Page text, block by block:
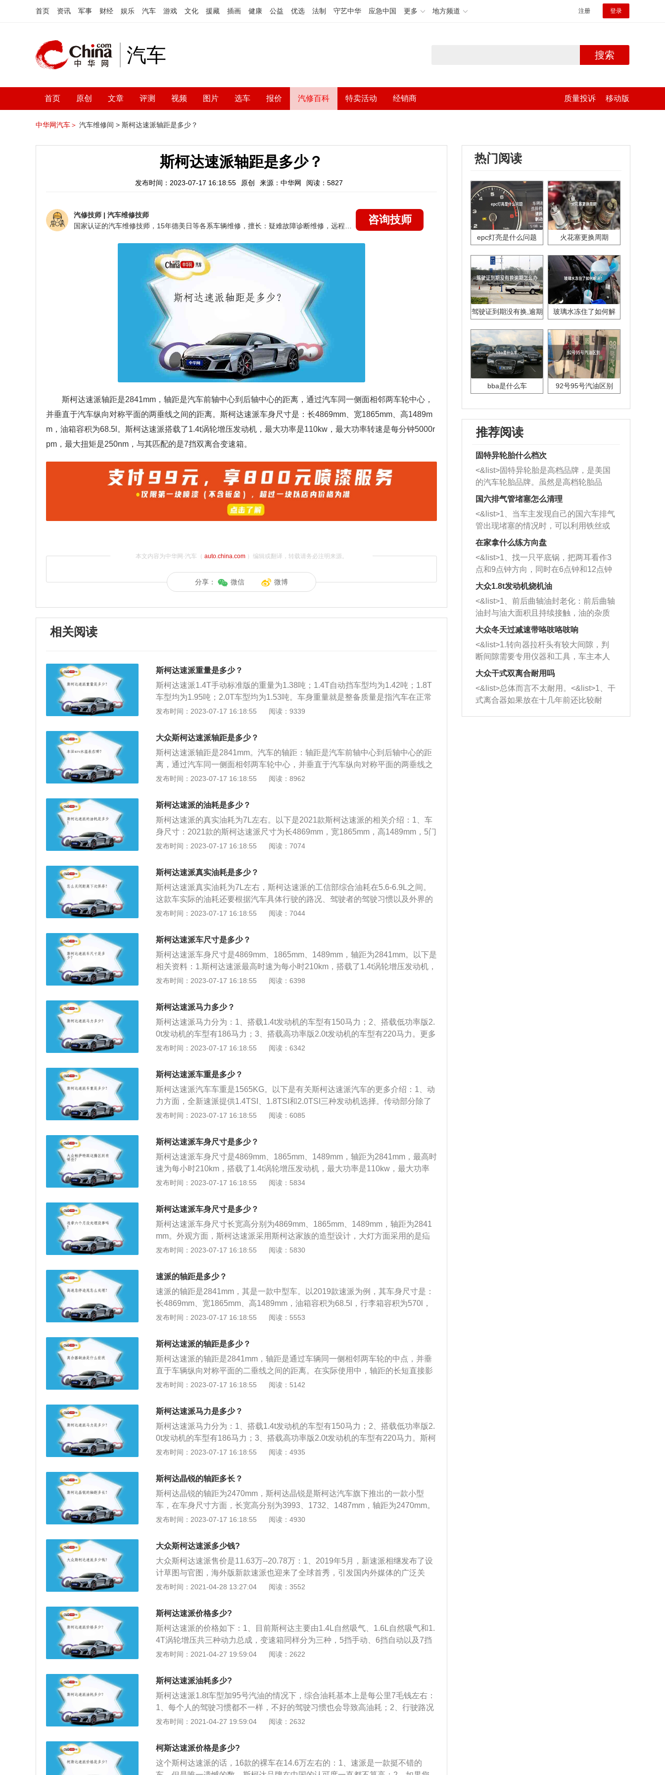
首页 资讯 军事 财经 娱乐 汽车 游戏 文化 援藏 插画 健康 公益 优选 法制 守艺中华 应急中国 更多 地方频道 注册 登录
汽车 搜索
首页 原创 文章 评测 视频 图片 选车 报价 汽修百科 特卖活动 经销商 质量投诉 移动版
中华网汽车＞ 汽车维修间 > 斯柯达速派轴距是多少？
斯柯达速派轴距是多少？
发布时间：2023-07-17 16:18:55 原创 来源：中华网 阅读：5827
汽修技师 | 汽车维修技师
咨询技师
斯柯达速派轴距是2841mm，轴距是汽车前轴中心到后轴中心的距离，通过汽车同一侧面相邻两车轮中心，
并垂直于汽车纵向对称平面的两垂线之间的距离。斯柯达速派车身尺寸是：长4869mm、宽1865mm、高1489m
m，油箱容积为68.5l。斯柯达速派搭载了1.4t涡轮增压发动机，最大功率是110kw，最大功率转速是每分钟5000r
pm，最大扭矩是250nm，与其匹配的是7挡双离合变速箱。
本文内容为中华网·汽车（ auto.china.com）编辑或翻译，转载请务必注明来源。
分享： 微信 微博
相关阅读
斯柯达速派重量是多少？
斯柯达速派1.4T手动标准版的重量为1.38吨；1.4T自动挡车型均为1.42吨；1.8T
车型均为1.95吨；2.0T车型均为1.53吨。车身重量就是整备质量是指汽车在正常
条件准备行驶时的重量加随车附件加驾驶员体重68公斤以及行李7公斤的重量。
分别为4869mm、1865mm、1489mm，轴距为2841mm。
发布时间：2023-07-17 16:18:55 阅读：9339
大众斯柯达速派轴距是多少？
斯柯达速派轴距是2841mm。汽车的轴距：轴距是汽车前轴中心到后轴中心的距
离，通过汽车同一侧面相邻两车轮中心，并垂直于汽车纵向对称平面的两垂线之
间的距离。斯柯达速派车身基本尺寸：长4869mm、宽1865mm、高1489mm，
速是每分钟5000rpm，最大扭矩是250nm，与其匹配的是7挡双离合变速箱。
发布时间：2023-07-17 16:18:55 阅读：8962
斯柯达速派的油耗是多少？
斯柯达速派的真实油耗为7L左右。以下是2021款斯柯达速派的相关介绍：1、车
身尺寸：2021款的斯柯达速派尺寸为长4869mm，宽1865mm，高1489mm，5门
5座的掀背车。2、动力方面：2021款斯柯达速派有2款动力组合可以选择，1.4T
双离合；2.0T发动机匹配的是7挡湿式双离合，最大功率137千瓦，最大扭矩320
牛米。
发布时间：2023-07-17 16:18:55 阅读：7074
斯柯达速派真实油耗是多少？
斯柯达速派真实油耗为7L左右，斯柯达速派的工信部综合油耗在5.6-6.9L之间。
这款车实际的油耗还要根据汽车具体行驶的路况、驾驶者的驾驶习惯以及外界的
因素来决定。省油技巧：1、增加胎压检测器：车主们可以给爱车增加一个胎压
全。2、提前规划好路线：建议车主们在出行之前最好是用导航仪提前规划好路
线，按照导航路线保持一定的时速安全行驶，避免在路上出现变更车道等现象。
3、定期清洗车身：车主们最好是定期清洗车身，并且在清洗过后，及时为爱车
车身进行打蜡处理，不仅能对车漆起到一个保护作用，还能降低车身与空气的摩
擦，降低汽车的油耗。
发布时间：2023-07-17 16:18:55 阅读：7044
斯柯达速派车尺寸是多少？
斯柯达速派车身尺寸是4869mm、1865mm、1489mm，轴距为2841mm。以下是
相关资料：1.斯柯达速派最高时速为每小时210km，搭载了1.4t涡轮增压发动机，
最大功率是110kw，最大功率转速是每分钟5000rpm，最大扭矩是250nm，与其
1680l，整备质量为1440kg，驱动方式为前置前驱。
发布时间：2023-07-17 16:18:55 阅读：6398
斯柯达速派马力多少？
斯柯达速派马力分为：1、搭载1.4t发动机的车型有150马力；2、搭载低功率版2.
0t发动机的车型有186马力；3、搭载高功率版2.0t发动机的车型有220马力。更多
介绍如下：1、斯柯达速派是斯柯达旗下的一款中型轿车，这款车与迈腾和帕萨
是上汽大众斯柯达全新推出的B级三厢轿车，作为斯柯达品牌“精品中高级轿车”，
速派集人性科技、灵动设计、精湛工艺于一身，为用户带来高品质的驾乘之选。
发布时间：2023-07-17 16:18:55 阅读：6342
斯柯达速派车重是多少？
斯柯达速派汽车车重是1565KG。以下是有关斯柯达速派汽车的更多介绍：1、动
力方面，全新速派提供1.4TSI、1.8TSI和2.0TSI三种发动机选择。传动部分除了
1.4TSI入门级车型匹配5速手动变速箱之外，其余车型均使用的是7速双离合变速
自动驻车系统、轮胎气压检测、驾驶员疲劳驾驶识别、前排正面和侧面四气囊以
及后倒车雷达，额外具有盲点监测系统、前方安全辅助系统、预碰撞保护等高于
同级别的安全配置。
发布时间：2023-07-17 16:18:55 阅读：6085
斯柯达速派车身尺寸是多少？
斯柯达速派车身尺寸是4869mm、1865mm、1489mm，轴距为2841mm，最高时
速为每小时210km，搭载了1.4t涡轮增压发动机，最大功率是110kw，最大功率
转速是每分钟5000rpm，最大扭矩是250nm，与其匹配的是7挡双离合变速箱，
驱动方式为前置前驱。
发布时间：2023-07-17 16:18:55 阅读：5834
斯柯达速派车身尺寸是多少？
斯柯达速派车身尺寸长宽高分别为4869mm、1865mm、1489mm，轴距为2841
mm。外观方面，斯柯达速派采用斯柯达家族的造型设计，大灯方面采用的是疝
气光源，后视镜转向灯采用的是LED照明方式，后尾灯点亮后呈现倒C型，夜晚
子手刹、自动驻车系统、轮胎气压检测、驾驶员疲劳驾驶识别、前排正面和侧面
四气囊以及后倒车雷达等配置。动力方面，斯柯达速派提供1.4TSI和2.0TSI两种
发动机选择，传动部分匹配7挡双离合变速箱。
发布时间：2023-07-17 16:18:55 阅读：5830
速派的轴距是多少？
速派的轴距是2841mm，其是一款中型车。以2019款速派为例，其车身尺寸是：
长4869mm、宽1865mm、高1489mm，油箱容积为68.5l，行李箱容积为570l，
整备质量为1440kg。2019款速派前悬架是麦弗逊式独立悬架，后悬架是四连杆
w，最大扭矩是250nm，与其匹配的是7挡双离合变速箱。
发布时间：2023-07-17 16:18:55 阅读：5553
斯柯达速派的轴距是多少？
斯柯达速派的轴距是2841mm，轴距是通过车辆同一侧相邻两车轮的中点，并垂
直于车辆纵向对称平面的二垂线之间的距离。在实际使用中，轴距的长短直接影
响汽车的长度，根据轴距的长短程度，可把汽车分类为微型车、小型车、紧凑型
车，在安全配置方面，全系标配了电子车身稳定系统、电子手刹、自动驻车系
统、轮胎气压检测、驾驶员疲劳驾驶识别、前排正面和侧面四气囊以及后倒车雷
达等功能。
发布时间：2023-07-17 16:18:55 阅读：5142
斯柯达速派马力是多少？
斯柯达速派马力分为：1、搭载1.4t发动机的车型有150马力；2、搭载低功率版2.
0t发动机的车型有186马力；3、搭载高功率版2.0t发动机的车型有220马力。斯柯
达速派是斯柯达旗下的一款中型轿车，这款车与迈腾和帕萨特是同级别车型，斯
出的B级三厢轿车，作为斯柯达品牌“精品中高级轿车”，速派集人性科技、灵动设
计、精湛工艺于一身，为用户带来高品质的驾乘之选。
发布时间：2023-07-17 16:18:55 阅读：4935
斯柯达晶锐的轴距多长？
斯柯达晶锐的轴距为2470mm，斯柯达晶锐是斯柯达汽车旗下推出的一款小型
车，在车身尺寸方面，长宽高分别为3993、1732、1487mm，轴距为2470mm。
斯柯达晶锐诞生于1999年，自问世以来畅销欧洲小车市场。2008年第一代斯柯达
式上市，该车搭载的是1.4L自然吸气发动机，最大功率为66千瓦，峰值扭矩为13
2牛米，传动方面与之匹配的是6速自动变速箱。
发布时间：2023-07-17 16:18:55 阅读：4930
大众斯柯达速派多少钱?
大众斯柯达速派售价是11.63万--20.78万：1、2019年5月，新速派相继发布了设
计草图与官图，海外版新款速派也迎来了全球首秀，引发国内外媒体的广泛关
注；2、6月1日深港澳车展，新速派首次与国内消费者见面，7月18日，新速派焕
速派比现款车型长8mm，长宽高三围分别为4869\/1865\/1489mm，轴距为2841
mm。
发布时间：2021-04-28 13:27:04 阅读：3552
斯柯达速派价格多少?
斯柯达速派的价格如下：1、目前斯柯达主要由1.4L自然吸气、1.6L自然吸气和1.
4T涡轮增压共三种动力总成，变速箱同样分为三种，5挡手动、6挡自动以及7挡
双离合变速箱；2、这套动力系统虽然在大众旗下的车型也都有使用，比如大众P
万元-11.99万元，价格至少以现在的眼光来看着实不便宜，但是市场上目前能给
出一些优惠，如此来看的话，价格还是比较给力的，也是一款务实派的紧凑型
车。
发布时间：2021-04-27 19:59:04 阅读：2622
斯柯达速派油耗多少?
斯柯达速派1.8t车型加95号汽油的情况下，综合油耗基本上是每公里7毛钱左右：
1、每个人的驾驶习惯都不一样，不好的驾驶习惯也会导致高油耗；2、行驶路况
很拥挤的话也会导致油耗高，因为此时车辆从静止到运动发动机都比较大；3、
发布时间：2021-04-27 19:59:04 阅读：2632
柯斯达速派价格是多少?
这个斯柯达速派的话，16款的裸车在14.6万左右的：1、速派是一款挺不错的
热门阅读
epc灯亮是什么问题 火花塞更换周期
驾驶证到期没有换,逾期
玻璃水冻住了如何解
bba是什么车 92号95号汽油区别
推荐阅读
固特异轮胎什么档次
<&list>固特异轮胎是高档品牌，是美国
的汽车轮胎品牌。虽然是高档轮胎品
牌，但是中高低端的轮胎都有生产，这
也是为了更好的开拓市场。
国六排气管堵塞怎么清理
<&list>1、当车主发现自己的国六车排气
管出现堵塞的情况时，可以利用铁丝或
者是细棍，直接将杂物给取出来，如果
堵塞情况比较严重，也可以采取应急措
施。 <&list>2、直接利用木棍将所有的
杂物推到排气管里面的位置处，然后将
三元催化器拆解开，就可以将堵塞的东
西取出来。但如果是因为积碳过多引起
的堵塞，就需要将三元催化器泡在草酸
洗剂对堵塞的情况得到解决，将清洗剂
放在燃油箱中，与燃油混合后，车辆启
动时，就可以和汽油一起进入到燃烧
室，最后形成废气排出，就可以让三元
催化器得到清洗，排气管堵塞的情况就
能够得到解决。
在家拿什么练方向盘
<&list>1、找一只平底锅，把两耳看作3
点和9点钟方向，同时在6点钟和12点钟
方向做一个标记。 <&list>2、双手握住
一圈半的练习，往右同样也要打相同的
圈数。 <&list>3、最后强调要反复练
习，这样就可以形成肌肉记忆，在真实
驾驶车辆时，不需要记忆也能打好方
向。
大众1.8t发动机烧机油
<&list>1、前后曲轴油封老化：前后曲轴
油封与油大面积且持续接触，油的杂质
和发动机内持续温度变化使其密封效果
逐渐减弱，导致渗油或漏油。<&list>2、
活塞间隙过大：积碳会使活塞环与缸体
的间隙扩大，导致机油流入燃烧室中，
造成烧机油。<&list>3、机油粘度。使用
机油粘度过小的话，同样会有烧机油现
象，机油粘度过小具有很好的流动性，
大众冬天过减速带咯吱咯吱响
<&list>1.转向器拉杆头有较大间隙，判
断间隙需要专用仪器和工具，车主本人
无法制作，需要将车辆送到修理厂或4s
店；<&list>2.车辆半轴套管防尘罩破
裂，破裂后会出现漏油现象，使半轴磨
损严重，磨损的半轴容易损坏，产生异
响；<&list>3.稳定器的转向胶套和球头
大众干式双离合耐用吗
<&list>总体而言不太耐用。<&list>1、干
式离合器如果放在十几年前还比较耐